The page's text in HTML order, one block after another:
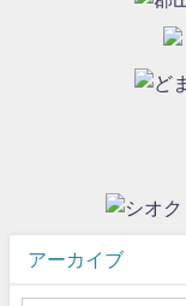
アーカイブ